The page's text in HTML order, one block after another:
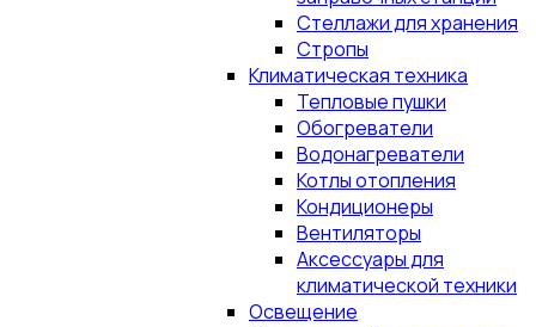
Стеллажи для хранения
Стропы
Климатическая техника
Тепловые пушки
Обогреватели
Водонагреватели
Котлы отопления
Кондиционеры
Вентиляторы
Аксессуары для
климатической техники
Освещение